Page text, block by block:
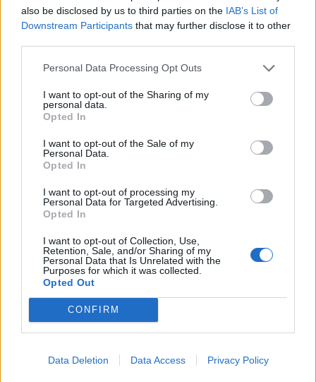
also be disclosed by us to third parties on the IAB’s List of
Downstream Participants that may further disclose it to other
Personal Data Processing Opt Outs
I want to opt-out of the Sharing of my
personal data.
Opted In
I want to opt-out of the Sale of my
Personal Data.
Opted In
I want to opt-out of processing my
Personal Data for Targeted Advertising.
Opted In
I want to opt-out of Collection, Use,
Retention, Sale, and/or Sharing of my
Personal Data that Is Unrelated with the
Purposes for which it was collected.
Opted Out
CONFIRM
Data Deletion Data Access Privacy Policy
Από τις 28 Αυγούστου η ψηφιακή ενεργοποίηση της
Κάρτας Αγρότη μέσω της ΕΑΕ 2026
πετρελαίου και φυσικού αερίου στην Ευρώπη
06/08/2026 - 16:20
Οι ελληνικές scale-ups επιχειρήσεις στρέφονται
στην ανάπτυξη - Μεγαλύτερη πρόκληση η
προσέλκυση πελατών
06/08/2026 - 15:56 ΕΠΙΧΕΙΡΗΣΕΙΣ
Χρηματιστήριο: Στις 2.627,95 μονάδες ο Γενικός
Δείκτης Τιμών, με άνοδο 0,15%
06/08/2026 - 15:46 ΟΙΚΟΝΟΜΙΑ
ΥΠΑΑΤ: Αποζημιώσεις 38,1 εκατ. ευρώ σε
κτηνοτρόφους για ευλογιά, πανώλη και αφθώδη
06/08/2026 - 15:33 ΟΙΚΟΝΟΜΙΑ
Στ. Παπασταύρου: Άμεσα αντιδιαβρωτικά έργα στη